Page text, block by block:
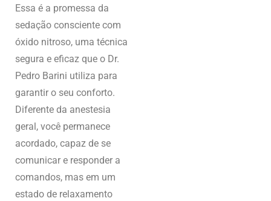
Essa é a promessa da
sedação consciente com
óxido nitroso, uma técnica
segura e eficaz que o Dr.
Pedro Barini utiliza para
garantir o seu conforto.
Diferente da anestesia
geral, você permanece
acordado, capaz de se
comunicar e responder a
comandos, mas em um
estado de relaxamento